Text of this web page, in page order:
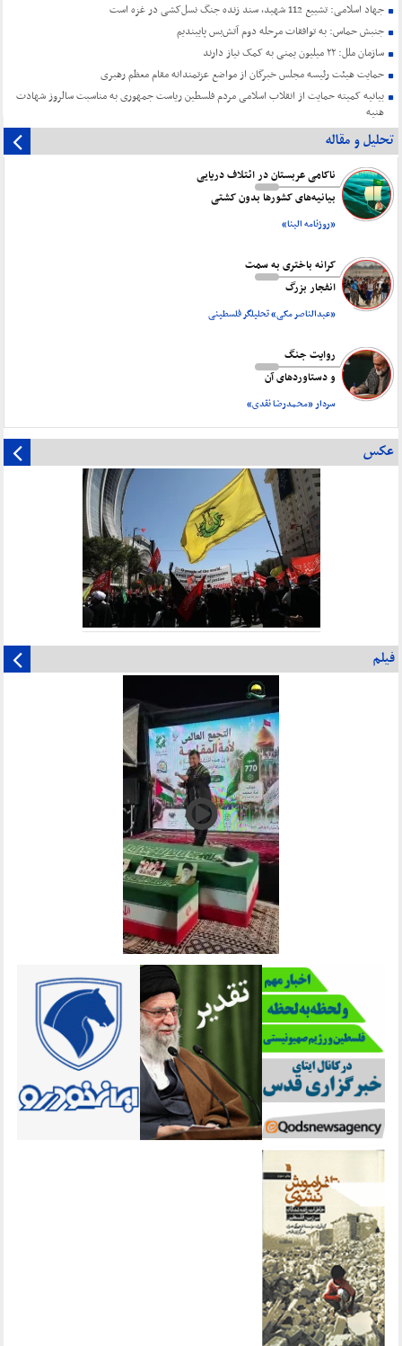
جهاد اسلامی: تشییع 112 شهید، سند زنده جنگ نسل‌کشی در غزه است
جنبش حماس: به توافقات مرحله دوم آتش‌بس پایبندیم
سازمان ملل: ۲۲ میلیون یمنی به کمک نیاز دارند
حمایت هیئت رئیسه مجلس خبرگان از مواضع عزتمندانه مقام معظم رهبری
بیانیه کمیته حمایت از انقلاب اسلامی مردم فلسطین ریاست جمهوری به مناسبت سالروز شهادت
هنیه
تحلیل و مقاله
ناکامی عربستان در ائتلاف دریایی
بیانیه‌های کشورها بدون کشتی
«روزنامه البنا»
کرانه باختری به سمت
انفجار بزرگ
«عبدالناصر مکی» تحلیلگر فلسطینی
روایت جنگ
و دستاورد‌های آن
سردار «محمدرضا نقدی»
عکس
فیلم